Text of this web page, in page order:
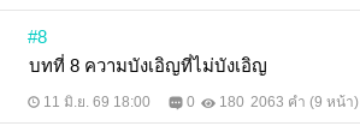
#8
บทที่ 8 ความบังเอิญที่ไม่บังเอิญ
11 มิ.ย. 69 18:00 0 180 2063 คำ (9 หน้า)